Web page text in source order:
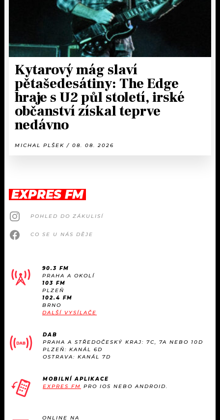
Kytarový mág slaví
pětašedesátiny: The Edge
hraje s U2 půl století, irské
občanství získal teprve
nedávno
MICHAL PLŠEK / 08. 08. 2026
EXPRES FM
POHLED DO ZÁKULISÍ
CO SE U NÁS DĚJE
90.3 FM
PRAHA A OKOLÍ
103 FM
PLZEŇ
102.4 FM
BRNO
DALŠÍ VYSÍLAČE
DAB
PRAHA A STŘEDOČESKÝ KRAJ: 7C, 7A NEBO 10D
PLZEŇ: KANÁL 6D
OSTRAVA: KANÁL 7D
MOBILNÍ APLIKACE
EXPRES FM PRO IOS NEBO ANDROID.
ONLINE NA